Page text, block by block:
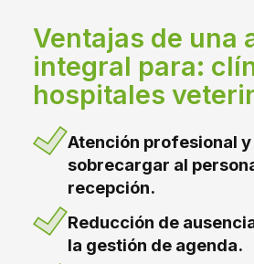
Ventajas de una
integral para:
hospitales
Atención profesional
sobrecargar al
recepción.
Reducción de
la gestión de agenda.